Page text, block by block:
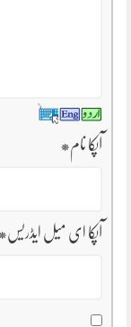
آپکا نام*
آپکا ای میل ایڈریس